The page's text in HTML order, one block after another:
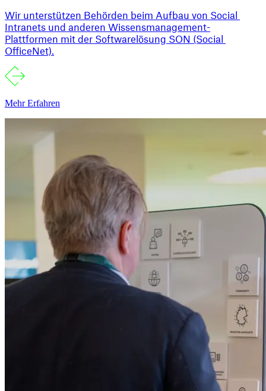
Wir unterstützen Behörden beim Aufbau von Social
Intranets und anderen Wissensmanagement-
Plattformen mit der Softwarelösung SON (Social
OfficeNet).
Mehr Erfahren